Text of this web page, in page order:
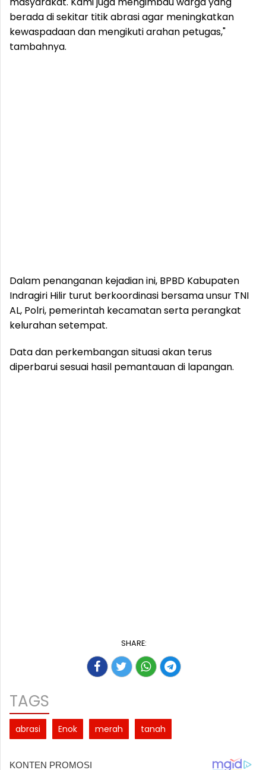
berada di sekitar titik abrasi agar meningkatkan
kewaspadaan dan mengikuti arahan petugas,"
tambahnya.
Dalam penanganan kejadian ini, BPBD Kabupaten
Indragiri Hilir turut berkoordinasi bersama unsur TNI
AL, Polri, pemerintah kecamatan serta perangkat
kelurahan setempat.
Data dan perkembangan situasi akan terus
diperbarui sesuai hasil pemantauan di lapangan.
SHARE:
TAGS
abrasi Enok merah tanah